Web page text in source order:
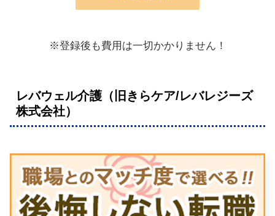
※登録後も費用は一切かかりません！
レバウェル介護（旧きらケア/レバレジーズ
株式会社）